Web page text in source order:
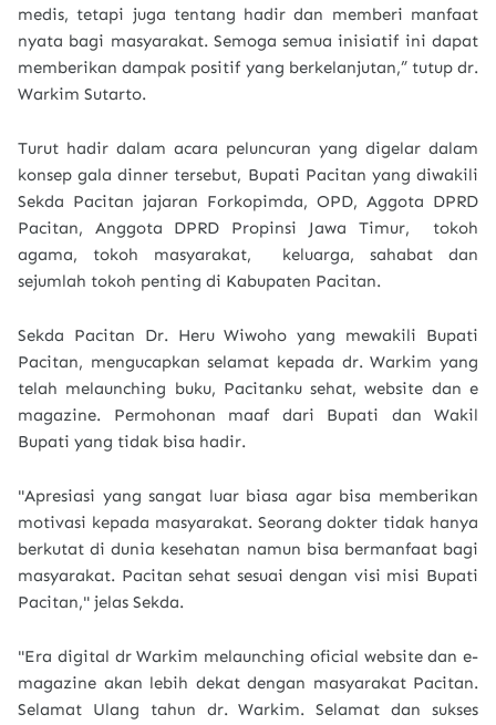
medis, tetapi juga tentang hadir dan memberi manfaat
nyata bagi masyarakat. Semoga semua inisiatif ini dapat
memberikan dampak positif yang berkelanjutan,” tutup dr.
Warkim Sutarto.
Turut hadir dalam acara peluncuran yang digelar dalam
konsep gala dinner tersebut, Bupati Pacitan yang diwakili
Sekda Pacitan jajaran Forkopimda, OPD, Aggota DPRD
Pacitan, Anggota DPRD Propinsi Jawa Timur, tokoh
agama, tokoh masyarakat, keluarga, sahabat dan
sejumlah tokoh penting di Kabupaten Pacitan.
Sekda Pacitan Dr. Heru Wiwoho yang mewakili Bupati
Pacitan, mengucapkan selamat kepada dr. Warkim yang
telah melaunching buku, Pacitanku sehat, website dan e
magazine. Permohonan maaf dari Bupati dan Wakil
Bupati yang tidak bisa hadir.
"Apresiasi yang sangat luar biasa agar bisa memberikan
motivasi kepada masyarakat. Seorang dokter tidak hanya
berkutat di dunia kesehatan namun bisa bermanfaat bagi
masyarakat. Pacitan sehat sesuai dengan visi misi Bupati
Pacitan," jelas Sekda.
"Era digital dr Warkim melaunching oficial website dan e-
magazine akan lebih dekat dengan masyarakat Pacitan.
Selamat Ulang tahun dr. Warkim. Selamat dan sukses